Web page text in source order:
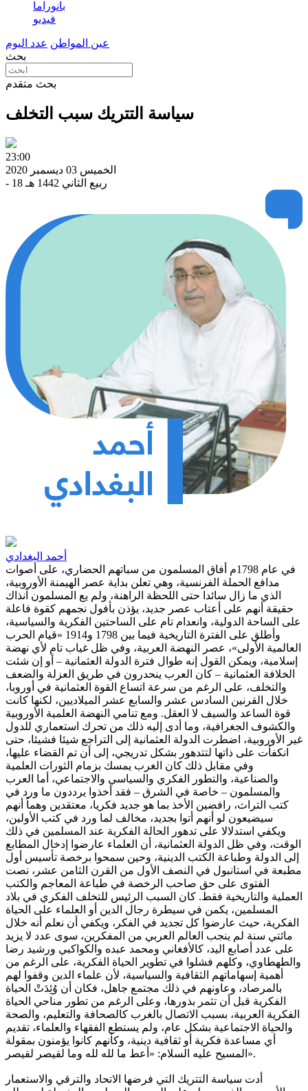
بانوراما
فيديو
عين المواطن عدد اليوم
بحث
بحث متقدم
سياسة التتريك سبب التخلف
23:00
الخميس 03 ديسمبر 2020
- 18 ربيع الثاني 1442 هـ
أحمد البغدادي
في عام 1798م أفاق المسلمون من سباتهم الحضاري، على أصوات
مدافع الحملة الفرنسية، وهي تعلن بداية عصر الهيمنة الأوروبية،
الذي ما زال سائدا حتى اللحظة الراهنة، ولم يع المسلمون آنذاك
حقيقة أنهم على أعتاب عصر جديد، يؤذن بأفول نجمهم كقوة فاعلة
على الساحة الدولية، وانعدام تام على الساحتين الفكرية والسياسية،
وأطلق على الفترة التاريخية فيما بين 1798 و1914 «قيام الحرب
العالمية الأولى»، عصر النهضة العربية، وفي ظل غياب تام لأي نهضة
إسلامية، ويمكن القول إنه طوال فترة الدولة العثمانية – أو إن شئت
الخلافة العثمانية – كان العرب ينحدرون في طريق العزلة والضعف
والتخلف، على الرغم من سرعة اتساع القوة العثمانية في أوروبا،
خلال القرنين السادس عشر والسابع عشر الميلاديين، لكنها كانت
قوة الساعد والسيف لا العقل. ومع تنامي النهضة العلمية الأوروبية
والكشوف الجغرافية، وما أدى إليه ذلك من تحرك استعماري للدول
غير الأوروبية، اضطرت الدولة العثمانية إلى التراجع شيئا فشيئا، حتى
انكفأت على ذاتها لتتدهور بشكل تدريجي، إلى أن تم القضاء عليها،
وفي مقابل ذلك كان الغرب يمسك بزمام الثورات العلمية
والصناعية، والتطور الفكري والسياسي والاجتماعي، أما العرب
والمسلمون – خاصة في الشرق – فقد أخذوا يرددون ما ورد في
كتب التراث، رافضين الأخذ بما هو جديد فكريا، معتقدين وهماً أنهم
سيضيعون لو أنهم أتوا بجديد، مخالف لما ورد في كتب الأولين،
ويكفي استدلالا على تدهور الحالة الفكرية عند المسلمين في ذلك
الوقت، وفي ظل الدولة العثمانية، أن العلماء عارضوا إدخال المطابع
إلى الدولة وطباعة الكتب الدينية، وحين سمحوا برخصة تأسيس أول
مطبعة في استانبول في النصف الأول من القرن الثامن عشر، نصت
الفتوى على حق صاحب الرخصة في طباعة المعاجم والكتب
العملية والتاريخية فقط. كان السبب الرئيس للتخلف الفكري في بلاد
المسلمين، يكمن في سيطرة رجال الدين أو العلماء على الحياة
الفكرية، حيث عارضوا كل تجديد في الفكر، ويكفي أن نعلم أنه خلال
مائتي سنة لم ينجب العالم العربي من المفكرين، سوى عدد لا يزيد
على عدد أصابع اليد، كالأفغاني ومحمد عبده والكواكبي ورشيد رضا
والطهطاوي، وكلهم فشلوا في تطوير الحياة الفكرية، على الرغم من
أهمية إسهاماتهم الثقافية والسياسية، لأن علماء الدين وقفوا لهم
بالمرصاد، وعاونهم في ذلك مجتمع جاهل، فكان أن وُئِدَتْ الحياة
الفكرية قبل أن تثمر بذورها، وعلى الرغم من تطور مناحي الحياة
الفكرية العربية، بسبب الاتصال بالغرب كالصحافة والتعليم، والصحة
والحياة الاجتماعية بشكل عام، ولم يستطع الفقهاء والعلماء، تقديم
أي مساعدة فكرية أو ثقافية دينية، وكأنهم كانوا يؤمنون بمقولة
المسيح عليه السلام: «أعط ما لله لله وما لقيصر لقيصر».
أدت سياسة التتريك التي فرضها الاتحاد والترقي والاستعمار